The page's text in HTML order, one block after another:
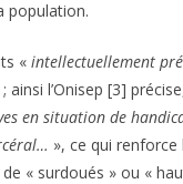
population.
« intellectuellement
; ainsi l’Onisep [3]
en situation de
», ce qui renforce
« surdoués » ou «